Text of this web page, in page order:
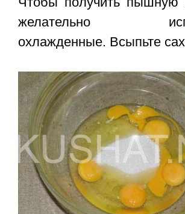
желательно
охлажденные. Всыпьте